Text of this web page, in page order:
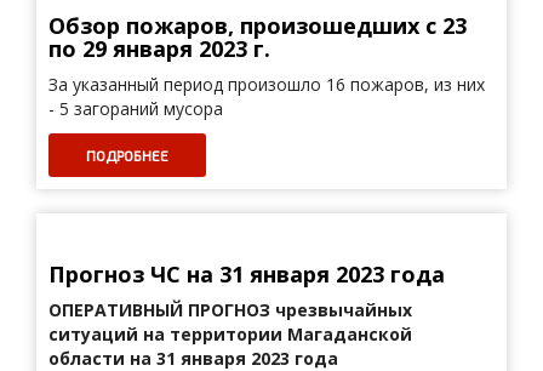
Обзор пожаров, произошедших с 23
по 29 января 2023 г.
За указанный период произошло 16 пожаров, из них
- 5 загораний мусора
ПОДРОБНЕЕ
Прогноз ЧС на 31 января 2023 года
ОПЕРАТИВНЫЙ ПРОГНОЗ чрезвычайных
ситуаций на территории Магаданской
области на 31 января 2023 года